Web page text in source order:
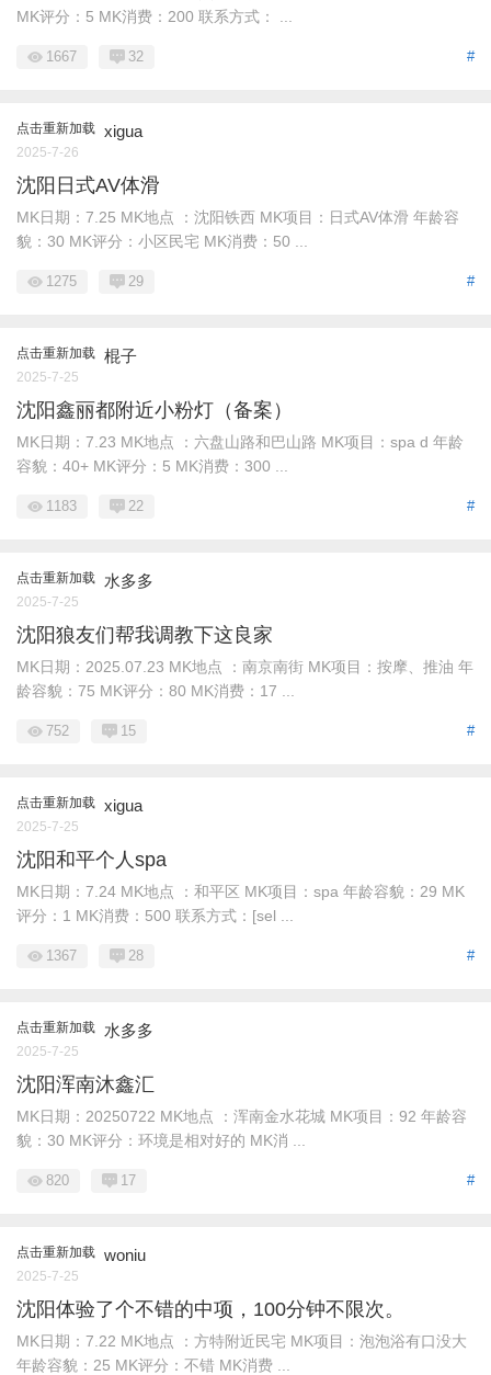
MK评分：5 MK消费：200 联系方式： ...
#
1667 32
点击重新加载 xigua
2025-7-26
沈阳日式AV体滑
MK日期：7.25 MK地点 ：沈阳铁西 MK项目：日式AV体滑 年龄容
貌：30 MK评分：小区民宅 MK消费：50 ...
#
1275 29
点击重新加载 棍子
2025-7-25
沈阳鑫丽都附近小粉灯（备案）
MK日期：7.23 MK地点 ：六盘山路和巴山路 MK项目：spa d 年龄
容貌：40+ MK评分：5 MK消费：300 ...
#
1183 22
点击重新加载 水多多
2025-7-25
沈阳狼友们帮我调教下这良家
MK日期：2025.07.23 MK地点 ：南京南街 MK项目：按摩、推油 年
龄容貌：75 MK评分：80 MK消费：17 ...
#
752 15
点击重新加载 xigua
2025-7-25
沈阳和平个人spa
MK日期：7.24 MK地点 ：和平区 MK项目：spa 年龄容貌：29 MK
评分：1 MK消费：500 联系方式：[sel ...
#
1367 28
点击重新加载 水多多
2025-7-25
沈阳浑南沐鑫汇
MK日期：20250722 MK地点 ：浑南金水花城 MK项目：92 年龄容
貌：30 MK评分：环境是相对好的 MK消 ...
#
820 17
点击重新加载 woniu
2025-7-25
沈阳体验了个不错的中项，100分钟不限次。
MK日期：7.22 MK地点 ：方特附近民宅 MK项目：泡泡浴有口没大
年龄容貌：25 MK评分：不错 MK消费 ...